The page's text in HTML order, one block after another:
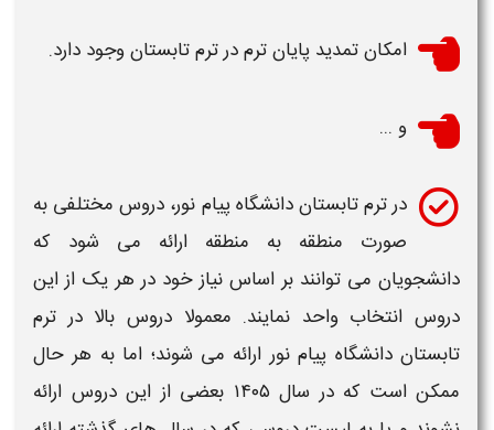
امکان تمدید پایانترمدرترم تابستانوجود دارد.
و ...
درترم تابستان دانشگاه پیام نور، دروس مختلفی به
صورت منطقه به منطقه ارائه می شود که
دانشجویان می توانند بر اساس نیاز خود در هر یک از این
دروس انتخاب واحد نمایند. معمولا دروس بالا در ترم
تابستان دانشگاه پیام نور ارائه می شوند؛ اما به هر حال
ممکن است که در سال ۱۴۰۵ بعضی از این دروس ارائه